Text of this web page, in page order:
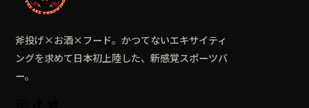
斧投げ×お酒×フード。かつてないエキサイティ
ングを求めて日本初上陸した、新感覚スポーツバ
ー。